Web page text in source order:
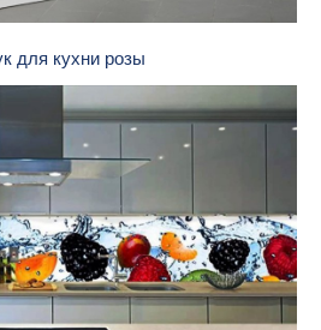
для кухни розы